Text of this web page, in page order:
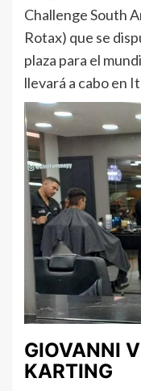
Challenge South
Rotax) que se
plaza para el
llevará a cabo en
GIOVANNI
KARTING